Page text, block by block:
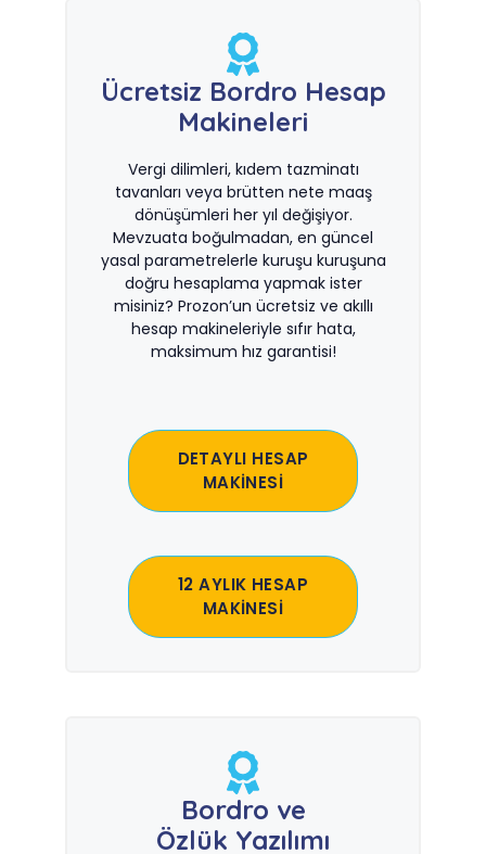
Ücretsiz Bordro Hesap
Makineleri
Vergi dilimleri, kıdem tazminatı
tavanları veya brütten nete maaş
dönüşümleri her yıl değişiyor.
Mevzuata boğulmadan, en güncel
yasal parametrelerle kuruşu kuruşuna
doğru hesaplama yapmak ister
misiniz? Prozon’un ücretsiz ve akıllı
hesap makineleriyle sıfır hata,
maksimum hız garantisi!
DETAYLI HESAP
MAKİNESİ
12 AYLIK HESAP
MAKİNESİ
Bordro ve
Özlük Yazılımı